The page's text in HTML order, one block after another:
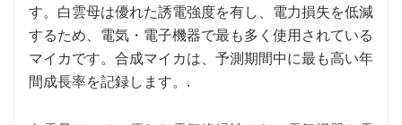
す。白雲母は優れた誘電強度を有し、電力損失を低減
するため、電気・電子機器で最も多く使用されている
マイカです。合成マイカは、予測期間中に最も高い年
間成長率を記録します。.